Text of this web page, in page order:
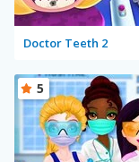
Doctor Teeth 2
5